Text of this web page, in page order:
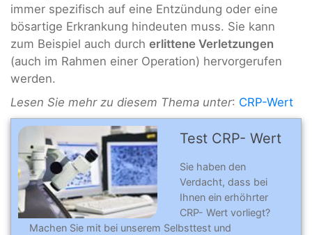
immer spezifisch auf eine Entzündung oder eine
bösartige Erkrankung hindeuten muss. Sie kann
zum Beispiel auch durch erlittene Verletzungen
(auch im Rahmen einer Operation) hervorgerufen
werden.
Lesen Sie mehr zu diesem Thema unter: CRP-Wert
Test CRP- Wert
Sie haben den
Verdacht, dass bei
Ihnen ein erhöhrter
CRP- Wert vorliegt?
Machen Sie mit bei unserem Selbsttest und